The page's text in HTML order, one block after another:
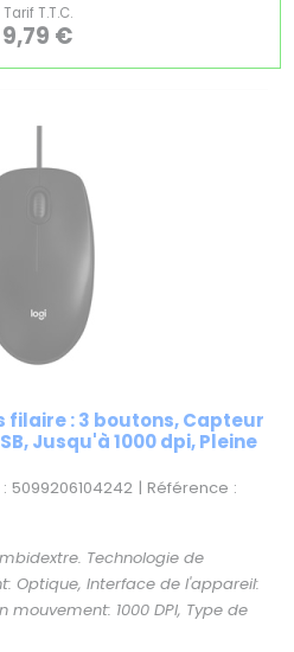
Tarif T.T.C.
9,79 €
filaire : 3 boutons, Capteur
Jusqu'à 1000 dpi, Pleine
: 5099206104242 | Référence :
Technologie de
Optique, Interface de l'appareil:
mouvement: 1000 DPI, Type de